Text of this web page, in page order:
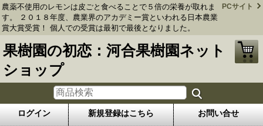
農薬不使用のレモンは皮ごと食べることで５倍の栄養が取れま
す。 ２０１８年度、農業界のアカデミー賞といわれる日本農業
賞大賞受賞！ 個人での受賞は最初で最後となりました。
PCサイト
果樹園の初恋：河合果樹園ネット
ショップ
ログイン 新規登録はこちら お問い合せ